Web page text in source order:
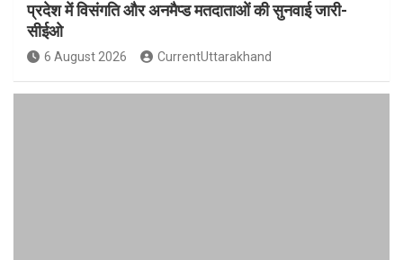
प्रदेश में विसंगति और अनमैप्ड मतदाताओं की सुनवाई जारी-
सीईओ
6 August 2026 CurrentUttarakhand